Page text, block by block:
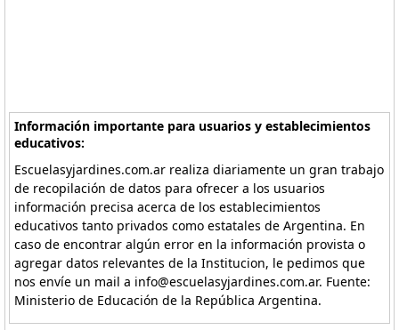
Información importante para usuarios y establecimientos
educativos:
Escuelasyjardines.com.ar realiza diariamente un gran trabajo
de recopilación de datos para ofrecer a los usuarios
información precisa acerca de los establecimientos
educativos tanto privados como estatales de Argentina. En
caso de encontrar algún error en la información provista o
agregar datos relevantes de la Institucion, le pedimos que
nos envíe un mail a info@escuelasyjardines.com.ar. Fuente:
Ministerio de Educación de la República Argentina.